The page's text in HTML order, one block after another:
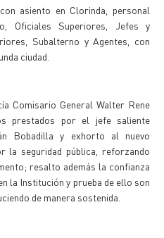
asiento en Clorinda, personal
Oficiales Superiores, Jefes y
Subalterno y Agentes, con
ciudad.
Comisario General Walter Rene
prestados por el jefe saliente
Bobadilla y exhorto al nuevo
la seguridad pública, reforzando
resalto además la confianza
la Institución y prueba de ello son
de manera sostenida.